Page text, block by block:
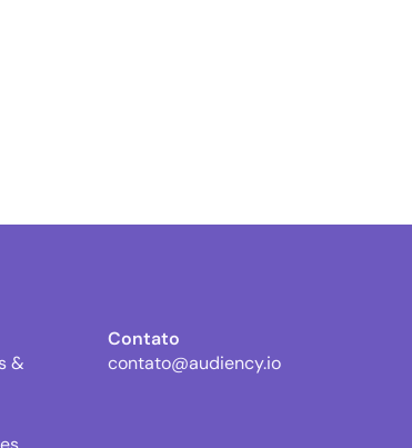
&
Contato
contato@audiency.io